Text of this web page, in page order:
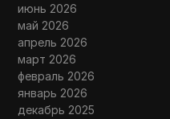
июнь 2026
май 2026
апрель 2026
март 2026
февраль 2026
январь 2026
декабрь 2025